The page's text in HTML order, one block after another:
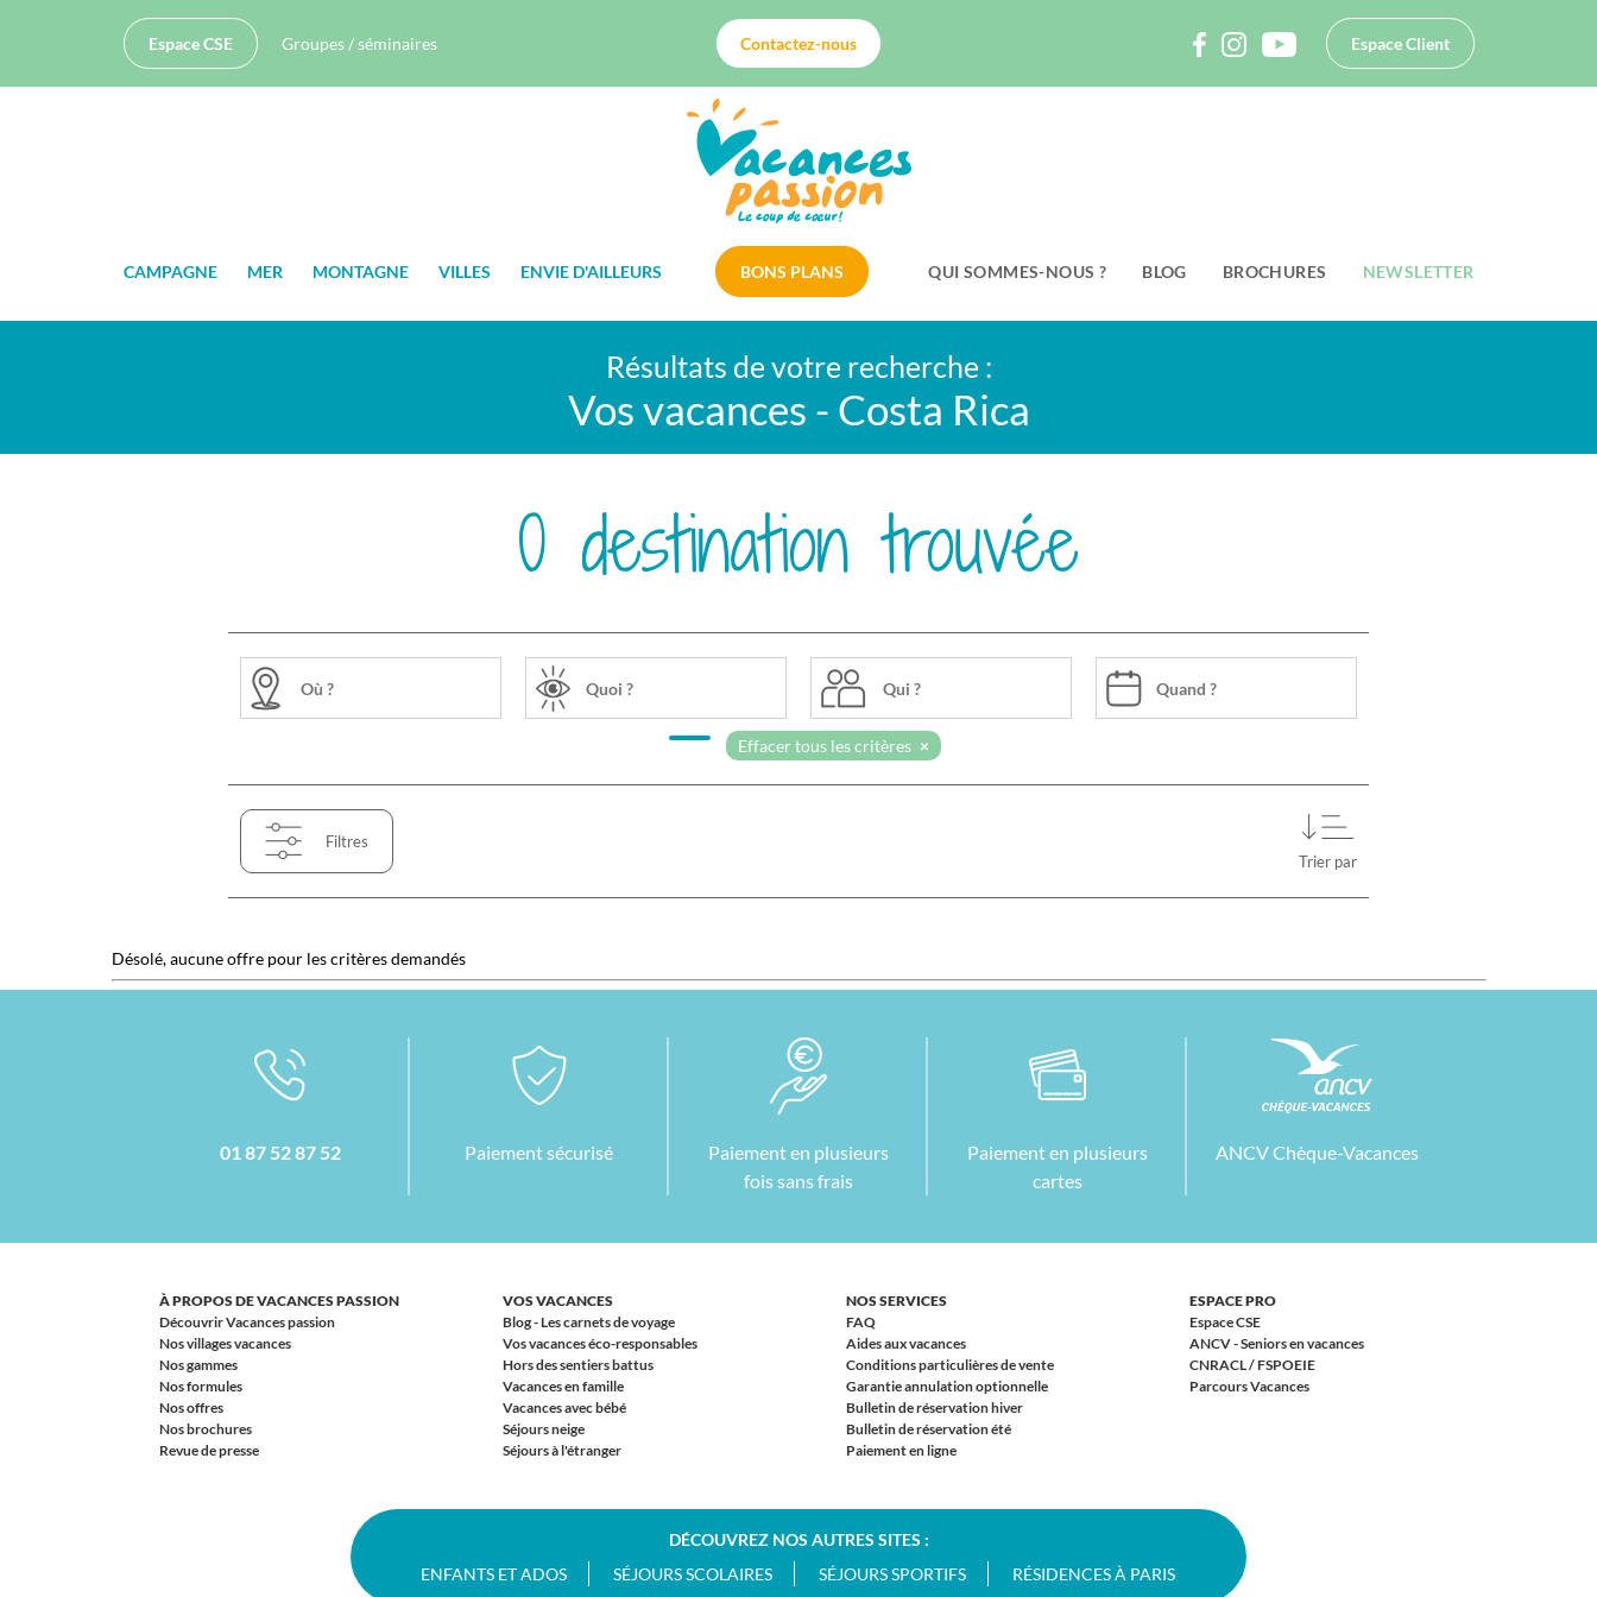
Espace CSE Groupes / séminaires Contactez-nous Espace Client
CAMPAGNE MER MONTAGNE VILLES ENVIE D'AILLEURS BONS PLANS QUI SOMMES-NOUS ? BLOG BROCHURES NEWSLETTER
Résultats de votre recherche :
Vos vacances - Costa Rica
0 destination trouvée
Qui ?
Effacer tous les critères
Filtres
Trier par
Désolé, aucune offre pour les critères demandés
01 87 52 87 52 Paiement sécurisé
Paiement en plusieurs
fois sans frais
Paiement en plusieurs
cartes
ANCV Chèque-Vacances
À PROPOS DE VACANCES PASSION
Découvrir Vacances passion
Nos villages vacances
Nos gammes
Nos formules
Nos offres
Nos brochures
Revue de presse
VOS VACANCES
Blog - Les carnets de voyage
Vos vacances éco-responsables
Hors des sentiers battus
Vacances en famille
Vacances avec bébé
Séjours neige
Séjours à l'étranger
NOS SERVICES
FAQ
Aides aux vacances
Conditions particulières de vente
Garantie annulation optionnelle
Bulletin de réservation hiver
Bulletin de réservation été
Paiement en ligne
ESPACE PRO
Espace CSE
ANCV - Seniors en vacances
CNRACL / FSPOEIE
Parcours Vacances
DÉCOUVREZ NOS AUTRES SITES :
ENFANTS ET ADOS
SÉJOURS SCOLAIRES SÉJOURS SPORTIFS RÉSIDENCES À PARIS